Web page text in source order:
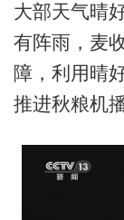
大部天气晴
有阵雨，麦
障，利用晴
推进秋粮机